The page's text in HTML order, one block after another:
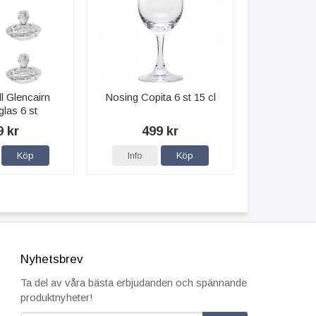
Glencairn
6 st
kr
Köp
Nosing Copita 6 st 15 cl
499 kr
Info Köp
Nyhetsbrev
Ta del av våra bästa erbjudanden och spännande
produktnyheter!